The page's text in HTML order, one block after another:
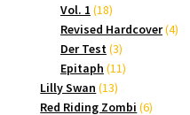
Vol. 1 1818
Produkte
Revised Hardcover 44
Der Test 33
Produkte
Epitaph 1111
Lilly Swan 1313
Produkte
Red Riding Zombi 66